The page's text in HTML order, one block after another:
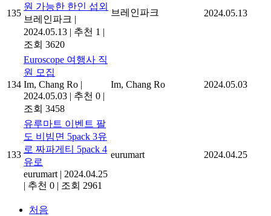
135
원 가능한 한인 섭외
브레인파크 |
2024.05.13 | 추천 1 |
조회 3620
브레인파크 2024.05.13
134
Euroscope 여행사 직
원 모집
Im, Chang Ro |
2024.05.03 | 추천 0 |
조회 3458
Im, Chang Ro 2024.05.03
133
유루마트 이벤트 팔
도 비빔면 5pack 3유
로 짜파게티 5pack 4
유로
eurumart | 2024.04.25
| 추천 0 | 조회 2961
eurumart 2024.04.25
처음